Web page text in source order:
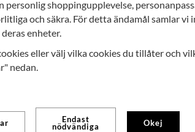
dig själv en stund av njutning och utforska
förföras av dess kryddiga och
personlig shoppingupplevelse,
och säkra. För detta ändamål samlar vi
enheter.
eller välj vilka cookies du tillåter och
nedan.
Endast
nödvändiga Okej